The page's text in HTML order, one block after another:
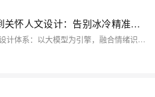
医疗AI智能体：从数据到关怀人文设计：告别冰冷精准，构建有温度的诊疗交互.131
本文阐述医疗AI智能体的人文设计体系：以大模型为引擎，融合情绪识别、风险分级与伦理审核，构建“共情→分级→指引”三要素话术框架，破解技术冰冷难题。实践表明，人文优化使用户满意度从30%跃升至95%，实现精准医学与温暖交互的统一。